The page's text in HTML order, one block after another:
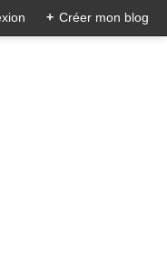
+ Créer mon blog